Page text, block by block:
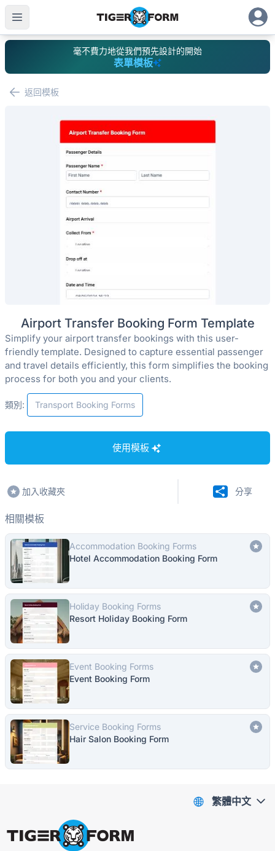
毫不費力地從我們預先設計的開始
表單模板
返回模板
Airport Transfer Booking Form Template
Simplify your airport transfer bookings with this user-
friendly template. Designed to capture essential passenger
and travel details efficiently, this form simplifies the booking
process for both you and your clients.
類別: Transport Booking Forms
使用模板
加入收藏夾 分享
相關模板
Accommodation Booking Forms
Hotel Accommodation Booking Form
Holiday Booking Forms
Resort Holiday Booking Form
Event Booking Forms
Event Booking Form
Service Booking Forms
Hair Salon Booking Form
繁體中文